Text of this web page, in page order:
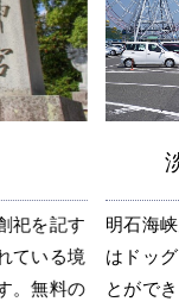
祀を記す
ている境
。無料の
明石海
はドッ
とがで